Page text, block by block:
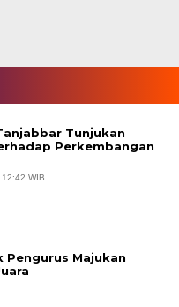
Tunjukan
Perkembangan
WIB
Pengurus Majukan